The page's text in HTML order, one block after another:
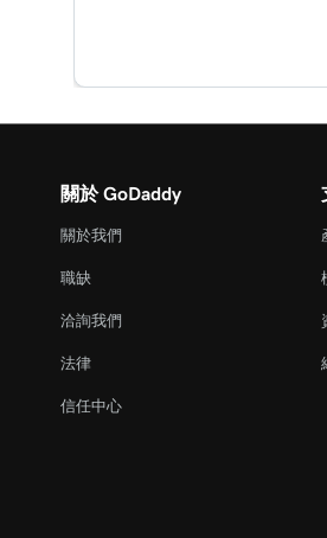
新增線上預約區段
將預約同步化至我的行
Google Smart行銷活動
關於 GoDaddy
關於我們
職缺
洽詢我們
法律
信任中心